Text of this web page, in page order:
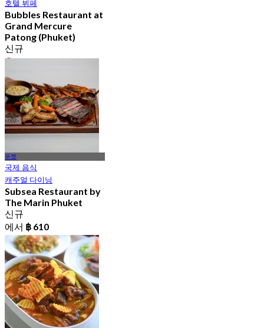
호텔 뷔페
Bubbles Restaurant at
Grand Mercure
Patong (Phuket)
신규
4.2
푸켓
국제 음식
캐주얼 다이닝
Subsea Restaurant by
The Marin Phuket
신규
에서 ฿ 610